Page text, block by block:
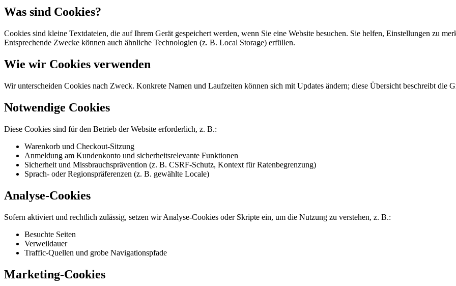
Was sind Cookies?
Cookies sind kleine Textdateien, die auf Ihrem Gerät gespeichert werden, wenn Sie eine Website besuchen. Sie helfen, Einstellungen zu
Entsprechende Zwecke können auch ähnliche Technologien (z. B. Local Storage) erfüllen.
Wie wir Cookies verwenden
Wir unterscheiden Cookies nach Zweck. Konkrete Namen und Laufzeiten können sich mit Updates ändern; diese Übersicht beschreibt die
Notwendige Cookies
Diese Cookies sind für den Betrieb der Website erforderlich, z. B.:
Warenkorb und Checkout-Sitzung
Anmeldung am Kundenkonto und sicherheitsrelevante Funktionen
Sicherheit und Missbrauchsprävention (z. B. CSRF-Schutz, Kontext für Ratenbegrenzung)
Sprach- oder Regionspräferenzen (z. B. gewählte Locale)
Analyse-Cookies
Sofern aktiviert und rechtlich zulässig, setzen wir Analyse-Cookies oder Skripte ein, um die Nutzung zu verstehen, z. B.:
Besuchte Seiten
Verweildauer
Traffic-Quellen und grobe Navigationspfade
Marketing-Cookies